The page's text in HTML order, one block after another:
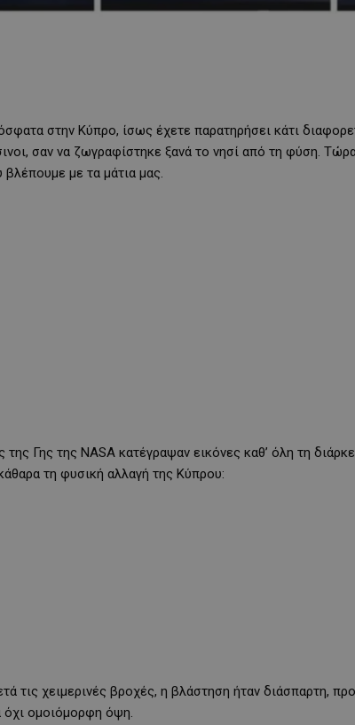
στην Κύπρο, ίσως έχετε παρατηρήσει κάτι
σαν να ζωγραφίστηκε ξανά το νησί από τη φύση.
με τα μάτια μας.
της Γης της NASA κατέγραψαν εικόνες καθ’ όλη τη
τη φυσική αλλαγή της Κύπρου:
τις χειμερινές βροχές, η βλάστηση ήταν διάσπαρτη,
όχι ομοιόμορφη όψη.